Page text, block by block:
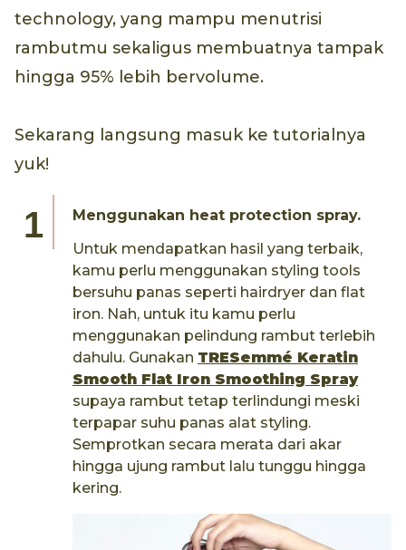
technology, yang mampu menutrisi
rambutmu sekaligus membuatnya tampak
hingga 95% lebih bervolume.
Sekarang langsung masuk ke tutorialnya
yuk!
Menggunakan heat protection spray.
Untuk mendapatkan hasil yang terbaik,
kamu perlu menggunakan styling tools
bersuhu panas seperti hairdryer dan flat
iron. Nah, untuk itu kamu perlu
menggunakan pelindung rambut terlebih
dahulu. Gunakan TRESemmé Keratin
Smooth Flat Iron Smoothing Spray
supaya rambut tetap terlindungi meski
terpapar suhu panas alat styling.
Semprotkan secara merata dari akar
hingga ujung rambut lalu tunggu hingga
kering.